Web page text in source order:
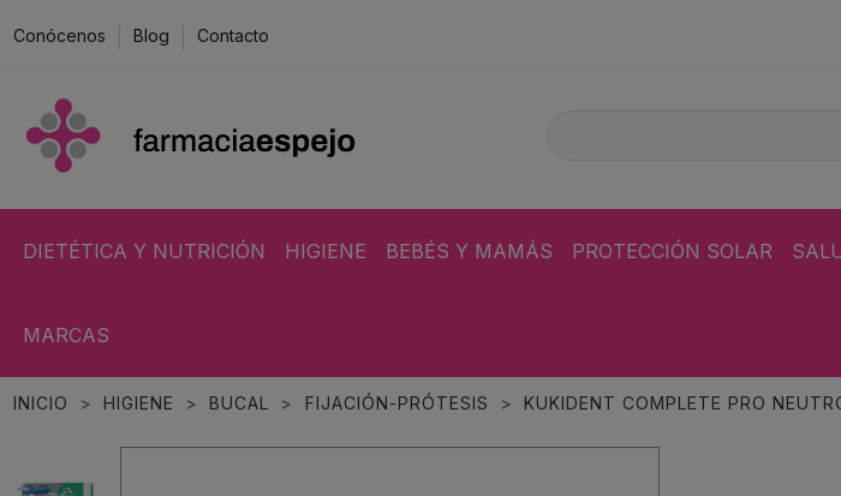
Conócenos Blog Contacto
DIETÉTICA Y NUTRICIÓN HIGIENE BEBÉS Y MAMÁS PROTECCIÓN SOLAR
MARCAS
INICIO HIGIENE BUCAL FIJACIÓN-PRÓTESIS KUKIDENT COMPLETE PRO